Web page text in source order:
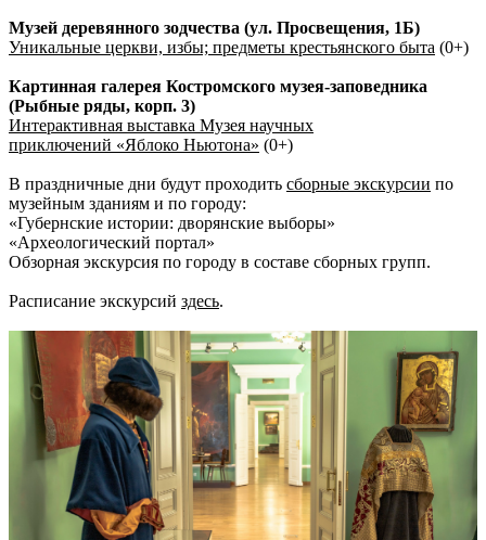
Музей деревянного зодчества (ул. Просвещения, 1Б)
Уникальные церкви, избы; предметы крестьянского быта (0+)
Картинная галерея Костромского музея-заповедника
(Рыбные ряды, корп. 3)
Интерактивная выставка Музея научных
приключений «Яблоко Ньютона» (0+)
В праздничные дни будут проходить сборные экскурсии по
музейным зданиям и по городу:
«Губернские истории: дворянские выборы»
«Археологический портал»
Обзорная экскурсия по городу в составе сборных групп.
Расписание экскурсий здесь.